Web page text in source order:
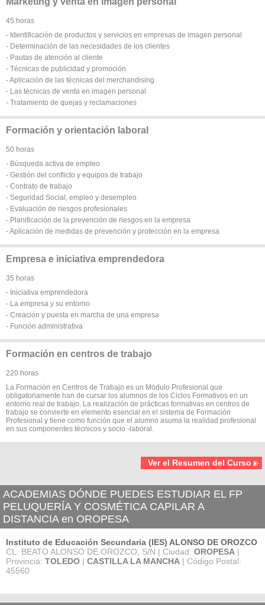
45 horas
- Identificación de productos y servicios en empresas de imagen personal
- Determinación de las necesidades de los clientes
- Pautas de atención al cliente
- Técnicas de publicidad y promoción
- Aplicación de las técnicas del merchandising
- Las técnicas de venta en imagen personal
- Tratamiento de quejas y reclamaciones
Formación y orientación laboral
50 horas
- Búsqueda activa de empleo
- Gestión del conflicto y equipos de trabajo
- Contrato de trabajo
- Seguridad Social, empleo y desempleo
- Evaluación de riesgos profesionales
- Planificación de la prevención de riesgos en la empresa
- Aplicación de medidas de prevención y protección en la empresa
Empresa e iniciativa emprendedora
35 horas
- Iniciativa emprendedora
- La empresa y su entorno
- Creación y puesta en marcha de una empresa
- Función administrativa
Formación en centros de trabajo
220 horas
La Formación en Centros de Trabajo es un Módulo Profesional que
obligatoriamente han de cursar los alumnos de los Ciclos Formativos en un
entorno real de trabajo. La realización de prácticas formativas en centros de
trabajo se convierte en elemento esencial en el sistema de Formación
Profesional y tiene como función que el alumno asuma la realidad profesional
en sus componentes técnicos y socio -laboral.
Ver el Resumen del Curso
ACADEMIAS DÓNDE PUEDES ESTUDIAR EL FP
PELUQUERÍA Y COSMÉTICA CAPILAR A
DISTANCIA en OROPESA
Instituto de Educación Secundaria (IES) ALONSO DE OROZCO
CL. BEATO ALONSO DE OROZCO, S/N | Ciudad: OROPESA |
Provincia: TOLEDO | CASTILLA LA MANCHA | Código Postal:
45560